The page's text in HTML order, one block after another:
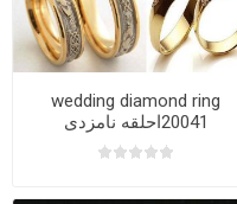
wedding diamond ring
20041احلقه نامزدی